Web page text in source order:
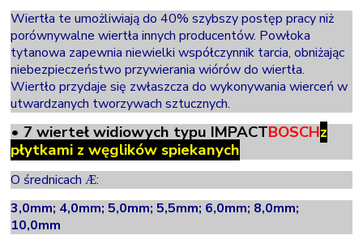
Wiertła te umożliwiają do 40% szybszy postęp pracy niż
porównywalne wiertła innych producentów. Powłoka
tytanowa zapewnia niewielki współczynnik tarcia, obniżając
niebezpieczeństwo przywierania wiórów do wiertła.
Wiertło przydaje się zwłaszcza do wykonywania wierceń w
utwardzanych tworzywach sztucznych.
• 7 wierteł widiowych typu IMPACTBOSCHz
płytkami z węglików spiekanych
O średnicachÆ:
3,0mm; 4,0mm; 5,0mm; 5,5mm; 6,0mm; 8,0mm;
10,0mm